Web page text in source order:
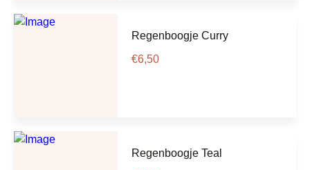
Regenboogje Curry
€6,50
Regenboogje Teal